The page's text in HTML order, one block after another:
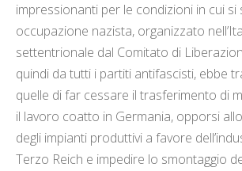
impressionanti per le condizioni in cui si
occupazione nazista, organizzato
settentrionale dal Comitato di
quindi da tutti i partiti antifascisti, ebbe
quelle di far cessare il trasferimento di
il lavoro coatto in Germania, opporsi
degli impianti produttivi a favore
Terzo Reich e impedire lo smontaggio